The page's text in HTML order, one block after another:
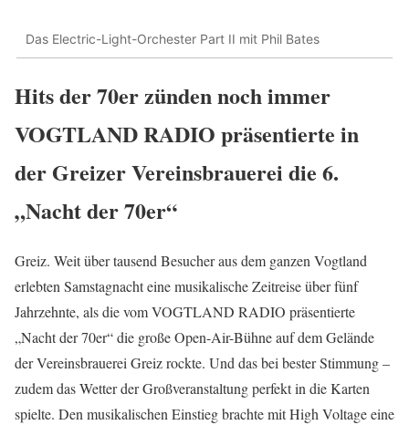
Das Electric-Light-Orchester Part II mit Phil Bates
Hits der 70er zünden noch immer
VOGTLAND RADIO präsentierte in
der Greizer Vereinsbrauerei die 6.
„Nacht der 70er“
Greiz. Weit über tausend Besucher aus dem ganzen Vogtland
erlebten Samstagnacht eine musikalische Zeitreise über fünf
Jahrzehnte, als die vom VOGTLAND RADIO präsentierte
„Nacht der 70er“ die große Open-Air-Bühne auf dem Gelände
der Vereinsbrauerei Greiz rockte. Und das bei bester Stimmung –
zudem das Wetter der Großveranstaltung perfekt in die Karten
spielte. Den musikalischen Einstieg brachte mit High Voltage eine